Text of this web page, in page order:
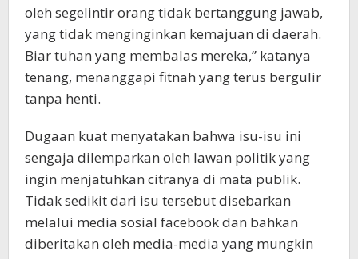
oleh segelintir orang tidak bertanggung jawab,
yang tidak menginginkan kemajuan di daerah.
Biar tuhan yang membalas mereka,” katanya
tenang, menanggapi fitnah yang terus bergulir
tanpa henti.
Dugaan kuat menyatakan bahwa isu-isu ini
sengaja dilemparkan oleh lawan politik yang
ingin menjatuhkan citranya di mata publik.
Tidak sedikit dari isu tersebut disebarkan
melalui media sosial facebook dan bahkan
diberitakan oleh media-media yang mungkin